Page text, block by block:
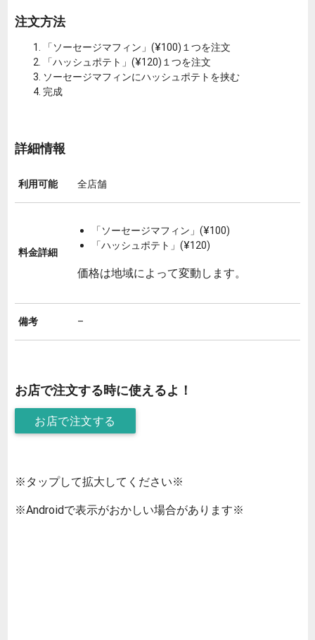
注文方法
「ソーセージマフィン」(¥100)１つを注文
「ハッシュポテト」(¥120)１つを注文
ソーセージマフィンにハッシュポテトを挟む
完成
詳細情報
利用可能 全店舗
料金詳細
「ソーセージマフィン」(¥100)
「ハッシュポテト」(¥120)
価格は地域によって変動します。
備考 –
お店で注文する時に使えるよ！
お店で注文する
※タップして拡大してください※
※Androidで表示がおかしい場合があります※